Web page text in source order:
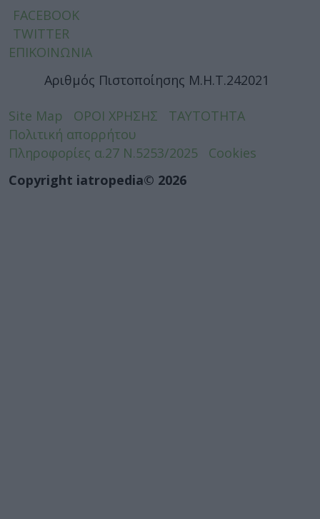
FACEBOOK
TWITTER
ΕΠΙΚΟΙΝΩΝΙΑ
Αριθμός Πιστοποίησης Μ.Η.Τ.242021
Site Map ΟΡΟΙ ΧΡΗΣΗΣ
ΤΑΥΤΟΤΗΤΑ
Πολιτική απορρήτου
Πληροφορίες α.27 Ν.5253/2025
Cookies
Copyright iatropedia© 2026